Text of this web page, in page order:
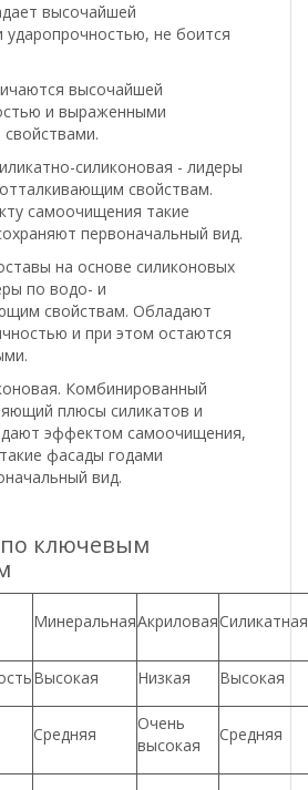
высочайшей
ударопрочностью, не боится
высочайшей
и выраженными
силиконовая - лидеры
свойствам.
самоочищения такие
первоначальный вид.
на основе силиконовых
по водо- и
свойствам. Обладают
и при этом остаются
Комбинированный
плюсы силикатов и
эффектом самоочищения,
фасады годами
вид.
ключевым
МинеральнаяАкриловаяСиликатная
Высокая Низкая Высокая
Средняя
Очень
высокая
Средняя